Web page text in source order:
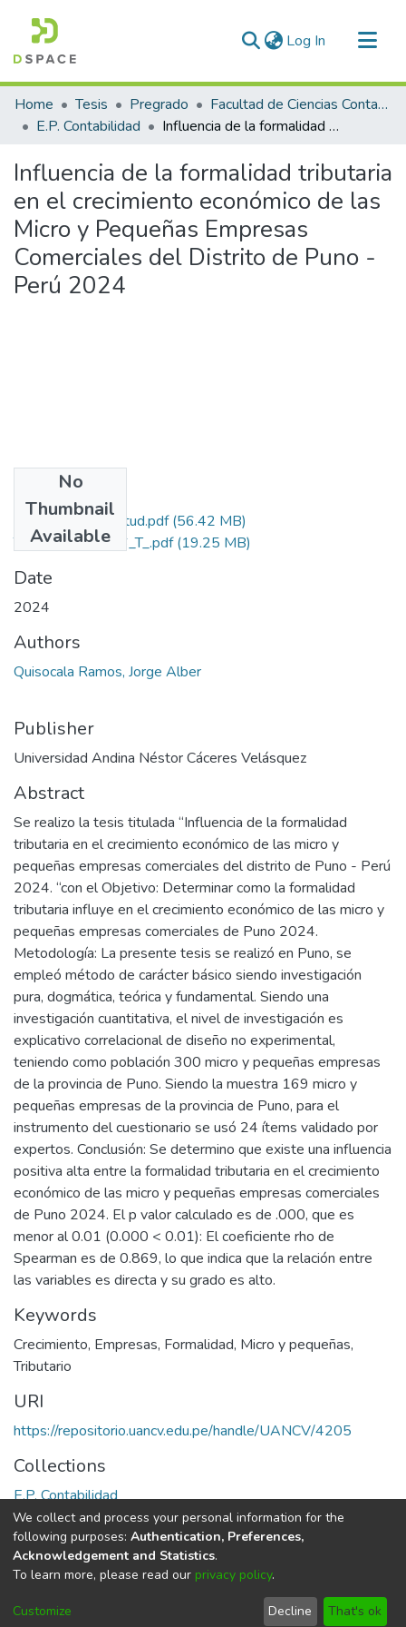
Log In (current)
Communities & Collections
All of DSpace
Home Tesis Pregrado
Facultad de Ciencias Contables y Financieras
E.P. Contabilidad
Influencia de la formalidad tributaria en el crecimiento económico de las Micro y Pequeñas Empresas Comerciales del Distrito de Puno - Perú 2024
Influencia de la formalidad tributaria
en el crecimiento económico de las
Micro y Pequeñas Empresas
Comerciales del Distrito de Puno -
Perú 2024
No
Thumbnail
Available
Grado de Similitud.pdf(56.42 MB)
T036_70444636_T_.pdf(19.25 MB)
Date
2024
Authors
Quisocala Ramos, Jorge Alber
Publisher
Universidad Andina Néstor Cáceres Velásquez
Abstract
Se realizo la tesis titulada “Influencia de la formalidad
tributaria en el crecimiento económico de las micro y
pequeñas empresas comerciales del distrito de Puno - Perú
2024. “con el Objetivo: Determinar como la formalidad
tributaria influye en el crecimiento económico de las micro y
pequeñas empresas comerciales de Puno 2024.
Metodología: La presente tesis se realizó en Puno, se
empleó método de carácter básico siendo investigación
pura, dogmática, teórica y fundamental. Siendo una
investigación cuantitativa, el nivel de investigación es
explicativo correlacional de diseño no experimental,
teniendo como población 300 micro y pequeñas empresas
de la provincia de Puno. Siendo la muestra 169 micro y
pequeñas empresas de la provincia de Puno, para el
instrumento del cuestionario se usó 24 ítems validado por
expertos. Conclusión: Se determino que existe una influencia
positiva alta entre la formalidad tributaria en el crecimiento
económico de las micro y pequeñas empresas comerciales
de Puno 2024. El p valor calculado es de .000, que es
menor al 0.01 (0.000 < 0.01): El coeficiente rho de
Spearman es de 0.869, lo que indica que la relación entre
las variables es directa y su grado es alto.
Keywords
Crecimiento, Empresas, Formalidad, Micro y pequeñas,
Tributario
URI
https://repositorio.uancv.edu.pe/handle/UANCV/4205
Collections
E.P. Contabilidad
Full item page
DSpace softwarecopyright © 2002-2026
Cookie
End User
Send
We collect and process your personal information for the
following purposes: Authentication, Preferences,
Acknowledgement and Statistics.
To learn more, please read our privacy policy.
Customize Decline That's ok